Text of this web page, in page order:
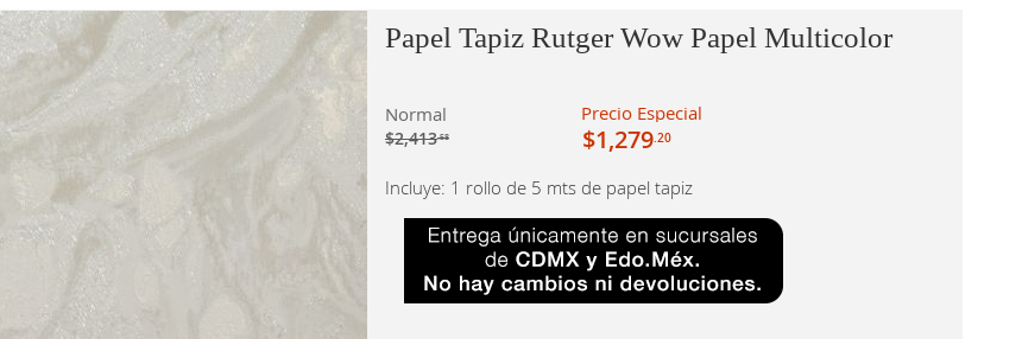
Papel Tapiz Rutger Wow Papel Multicolor
Normal
$2,413.58
Precio Especial
$1,279 .20
Incluye: 1 rollo de 5 mts de papel tapiz